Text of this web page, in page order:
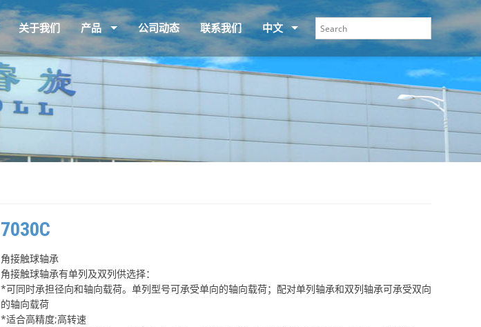
关于我们 产品 公司动态 联系我们 中文
7030C
角接触球轴承
角接触球轴承有单列及双列供选择：
*可同时承担径向和轴向载荷。单列型号可承受单向的轴向载荷；配对单列轴承和双列轴承可承受双向
的轴向载荷
*适合高精度;高转速